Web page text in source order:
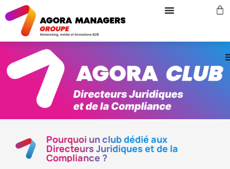
Pourquoi un club dédié aux
Directeurs Juridiques et de la
Compliance ?